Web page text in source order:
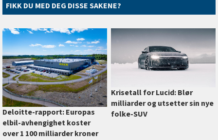
FIKK DU MED DEG DISSE SAKENE?
Deloitte-rapport: Europas
elbil-avhengighet koster
over 1 100 milliarder kroner
Krisetall for Lucid: Blør
milliarder og utsetter sin nye
folke-SUV